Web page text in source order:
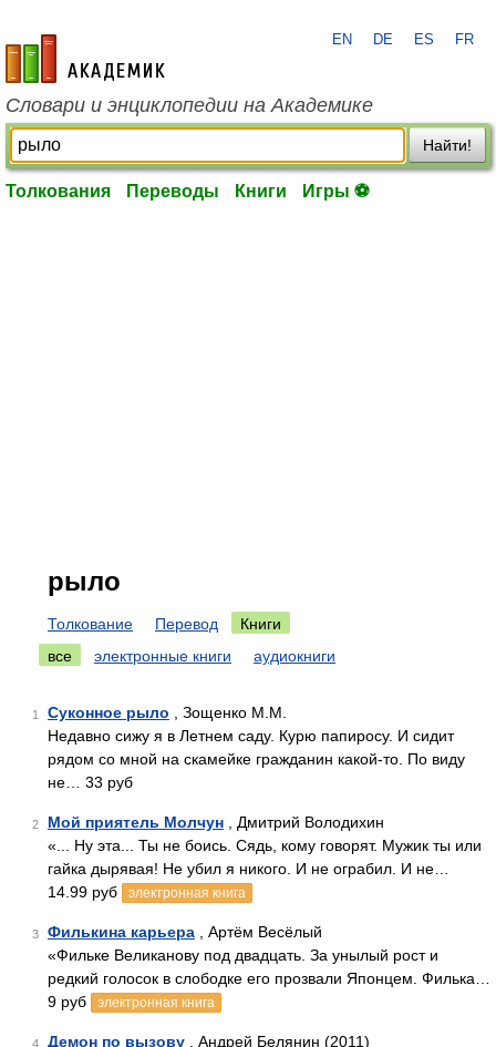
academic.ru
EN DE ES FR
Словари и энциклопедии на Академике
Найти!
Толкования Переводы Книги Игры ⚽
рыло
Толкование Перевод
Книги
все
электронные книги аудиокниги
1 Суконное рыло , Зощенко М.М.
Недавно сижу я в Летнем саду. Курю папиросу. И сидит
рядом со мной на скамейке гражданин какой-то. По виду
не… 33 руб
2 Мой приятель Молчун , Дмитрий Володихин
«... Ну эта... Ты не боись. Сядь, кому говорят. Мужик ты или
гайка дырявая! Не убил я никого. И не ограбил. И не…
14.99 руб
электронная книга
3 Филькина карьера , Артём Весёлый
«Фильке Великанову под двадцать. За унылый рост и
редкий голосок в слободке его прозвали Японцем. Филька…
9 руб
электронная книга
4 Демон по вызову , Андрей Белянин (2011)